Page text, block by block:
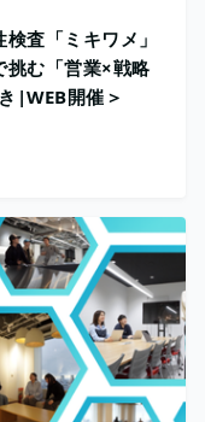
査「ミキワメ」
挑む「営業×戦略
|WEB開催＞